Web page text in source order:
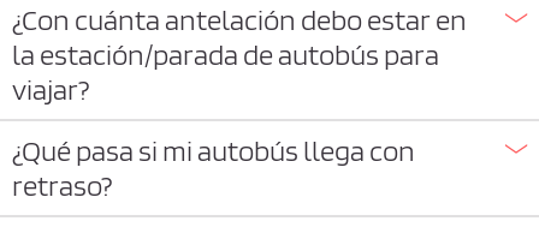
¿Con cuánta antelación debo estar en
la estación/parada de autobús para
viajar?
¿Qué pasa si mi autobús llega con
retraso?